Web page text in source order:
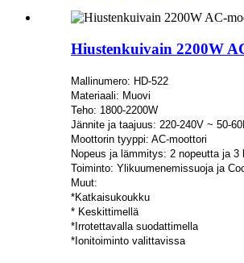
Hiustenkuivain 2200W
Mallinumero: HD-522
Materiaali: Muovi
Teho: 1800-2200W
Jännite ja taajuus: 220-240V ~ 50-
Moottorin tyyppi: AC-moottori
Nopeus ja lämmitys: 2 nopeutta ja 3
Toiminto: Ylikuumenemissuoja ja
Muut:
*Katkaisukoukku
* Keskittimellä
*Irrotettavalla suodattimella
*Ionitoiminto valittavissa